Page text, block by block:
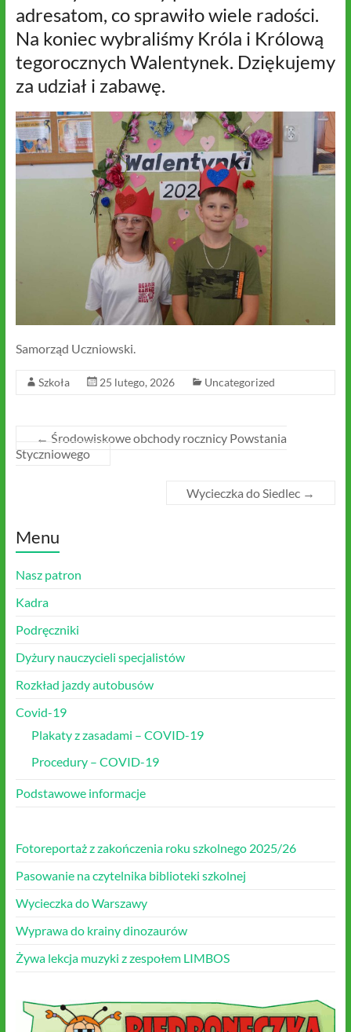
adresatom, co sprawiło wiele radości.
Na koniec wybraliśmy Króla i Królową
tegorocznych Walentynek. Dziękujemy
za udział i zabawę.
Samorząd Uczniowski.
Szkoła 25 lutego, 2026 Uncategorized
← Środowiskowe obchody rocznicy Powstania
Styczniowego
Wycieczka do Siedlec →
Menu
Nasz patron
Kadra
Podręczniki
Dyżury nauczycieli specjalistów
Rozkład jazdy autobusów
Covid-19
Plakaty z zasadami – COVID-19
Procedury – COVID-19
Podstawowe informacje
Fotoreportaż z zakończenia roku szkolnego 2025/26
Pasowanie na czytelnika biblioteki szkolnej
Wycieczka do Warszawy
Wyprawa do krainy dinozaurów
Żywa lekcja muzyki z zespołem LIMBOS